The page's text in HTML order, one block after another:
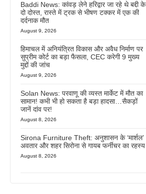
Baddi News: कांवड़ लेने हरिद्वार जा रहे थे बद्दी के
दो दोस्त, रास्ते में ट्रक से भीषण टक्कर में एक की
दर्दनाक मौत
August 9, 2026
हिमाचल में अनियंत्रित विकास और अवैध निर्माण पर
सुप्रीम कोर्ट का बड़ा फैसला, CEC करेगी 9 मुख्य
मुद्दों की जांच
August 9, 2026
Solan News: परवाणू की व्यस्त मार्केट में मौत का
सामान! कभी भी हो सकता है बड़ा हादसा…सैकड़ों
जानें दांव पर!
August 8, 2026
Sirona Furniture Theft: अनुशासन के ‘मार्शल’
अवतार और शहर सिरोना से गायब फर्नीचर का रहस्य
August 8, 2026